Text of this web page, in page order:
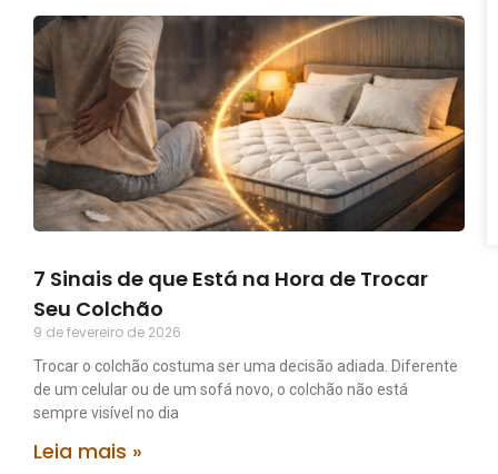
7 Sinais de que Está na Hora de Trocar
Seu Colchão
9 de fevereiro de 2026
Trocar o colchão costuma ser uma decisão adiada. Diferente
de um celular ou de um sofá novo, o colchão não está
sempre visível no dia
Leia mais »